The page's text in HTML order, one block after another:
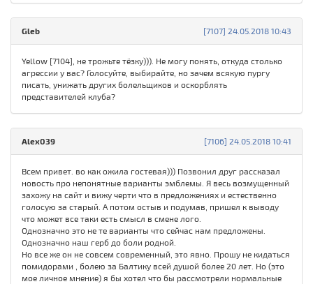
[7107] 24.05.2018 10:43
Gleb
Yellow [7104], не трожьте тёзку))). Не могу понять, откуда столько
агрессии у вас? Голосуйте, выбирайте, но зачем всякую пургу
писать, унижать других болельщиков и оскорблять
представителей клуба?
[7106] 24.05.2018 10:41
Alex039
Всем привет. во как ожила гостевая))) Позвонил друг рассказал
новость про непонятные варианты эмблемы. Я весь возмущенный
захожу на сайт и вижу черти что в предложениях и естественно
голосую за старый. А потом остыв и подумав, пришел к выводу
что может все таки есть смысл в смене лого.
Однозначно это не те варианты что сейчас нам предложены.
Однозначно наш герб до боли родной.
Но все же он не совсем современный, это явно. Прошу не кидаться
помидорами , болею за Балтику всей душой более 20 лет. Но (это
мое личное мнение) я бы хотел что бы рассмотрели нормальные